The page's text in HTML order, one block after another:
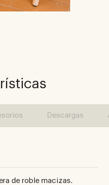
Descargas
de roble macizas.